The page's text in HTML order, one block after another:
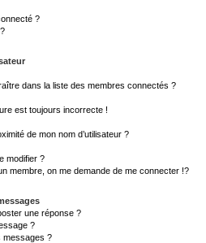
?
dans la liste des membres connectés ?
est toujours incorrecte !
de mon nom d’utilisateur ?
modifier ?
membre, on me demande de me connecter !?
une réponse ?
?
messages ?